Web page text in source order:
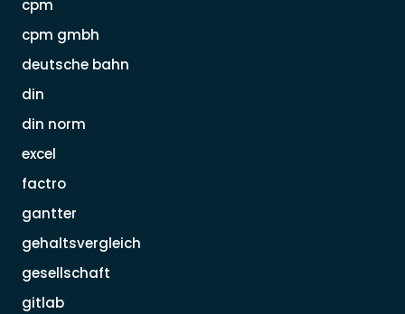
cpm
cpm gmbh
deutsche bahn
din
din norm
excel
factro
gantter
gehaltsvergleich
gesellschaft
gitlab